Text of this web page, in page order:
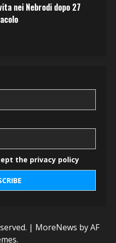
nei Nebrodi dopo 27
the privacy policy
| MoreNews by AF